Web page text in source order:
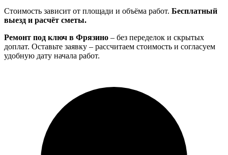
Стоимость зависит от площади и объёма работ. Бесплатный
выезд и расчёт сметы.
Ремонт под ключ в Фрязино – без переделок и скрытых
доплат. Оставьте заявку – рассчитаем стоимость и согласуем
удобную дату начала работ.